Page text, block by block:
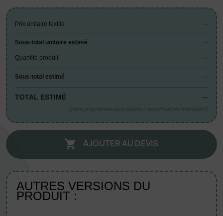
Prix unitaire textile --
Sous-total unitaire estimé --
Quantité produit --
Sous-total estimé --
TOTAL ESTIMÉ --
(Hors programme de broderie / vectorisation / transport)
 AJOUTER AU DEVIS
AUTRES VERSIONS DU
PRODUIT :